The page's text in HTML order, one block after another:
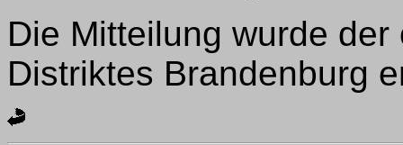
Die Mitteilung wurde
Distriktes Brandenburg